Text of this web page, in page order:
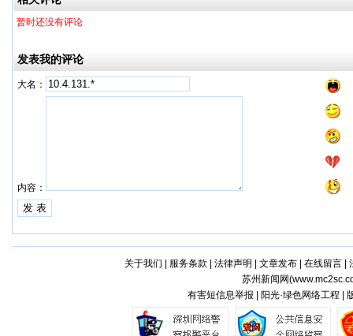
暂时还没有评论
发表我的评论
大名：
内容：
关于我们 服务条款 法律声明 文章发布| 在线留言|
苏州新闻网(
有害短信息举报 | 阳光·绿色网络工程 |